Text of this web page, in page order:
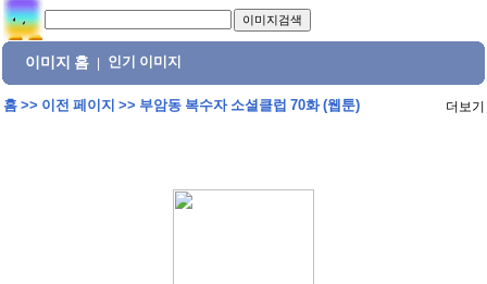
이미지 홈 인기 이미지
홈>> 이전 페이지 >> 부암동 복수자 소셜클럽 70화 (웹툰) 더보기